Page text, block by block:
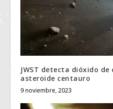
JWST detecta dióxido de
asteroide centauro
9 noviembre, 2023